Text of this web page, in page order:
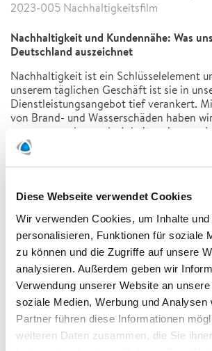
Diese Webseite verwendet Cookies
Wir verwenden Cookies, um Inhalte
personalisieren, Funktionen für soziale
zu können und die Zugriffe auf unsere
analysieren. Außerdem geben wir
Verwendung unserer Website an
soziale Medien, Werbung und Analysen
Partner führen diese Informationen
weiteren Daten zusammen, die Sie
2023-005 Nachhaltigkeitsfilm
Nachhaltigkeit und Kundennähe: Was
Deutschland auszeichnet
Nachhaltigkeit ist ein Schlüsselelement
unserem täglichen Geschäft ist sie in
Dienstleistungsangebot tief verankert.
von Brand- und Wasserschäden haben
ressourcenschonende Arbeitsweise
Darüber hinaus verfolgen wir mit vielen
dem Einsatz von energiesparenden
aber auch mit Umweltprojekten wie der
mit Wilderness International – die
Zukunft.
Der neue Film veranschaulicht, wie wir
umweltbewusste Praktiken einsetzen,
Zukunft zu gestalten.
Schauen Sie hier unseren neuen Film: